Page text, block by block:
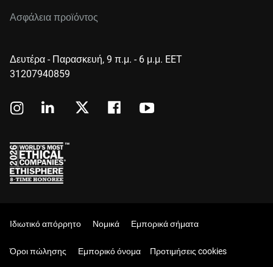
Ασφάλεια προϊόντος
Δευτέρα - Παρασκευή, 9 π.μ. - 6 μ.μ. EET
31207940859
Ιδιωτικό απόρρητο Νομικά Εμπορικά σήματα
Όροι πώλησης Εμπορικό όνομα Προτιμήσεις cookies